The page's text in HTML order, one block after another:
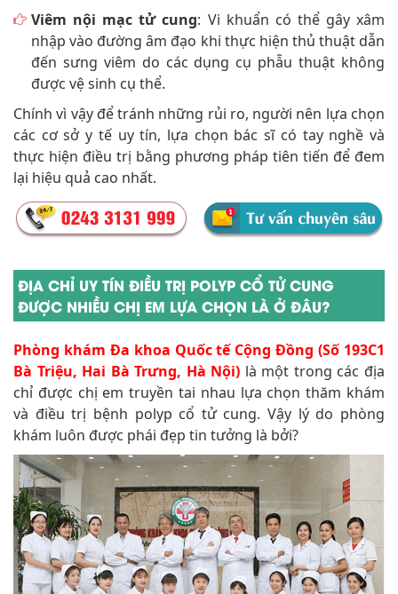
Viêm nội mạc tử cung: Vi khuẩn có thể gây xâm
nhập vào đường âm đạo khi thực hiện thủ thuật dẫn
đến sưng viêm do các dụng cụ phẫu thuật không
được vệ sinh cụ thể.
Chính vì vậy để tránh những rủi ro, người nên lựa chọn
các cơ sở y tế uy tín, lựa chọn bác sĩ có tay nghề và
thực hiện điều trị bằng phương pháp tiên tiến để đem
lại hiệu quả cao nhất.
ĐỊA CHỈ UY TÍN ĐIỀU TRỊ POLYP CỔ TỬ CUNG
ĐƯỢC NHIỀU CHỊ EM LỰA CHỌN LÀ Ở ĐÂU?
Phòng khám Đa khoa Quốc tế Cộng Đồng (Số 193C1
Bà Triệu, Hai Bà Trưng, Hà Nội) là một trong các địa
chỉ được chị em truyền tai nhau lựa chọn thăm khám
và điều trị bệnh polyp cổ tử cung. Vậy lý do phòng
khám luôn được phái đẹp tin tưởng là bởi?